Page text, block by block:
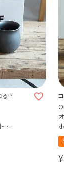
る!?
き
¥